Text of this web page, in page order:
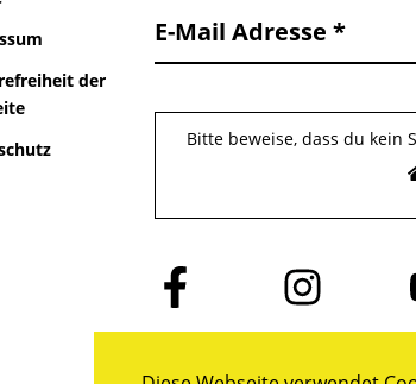
der
E-Mail Adresse
Bitte beweise, dass du kein
Folge
uns
auf
Folge
uns
auf